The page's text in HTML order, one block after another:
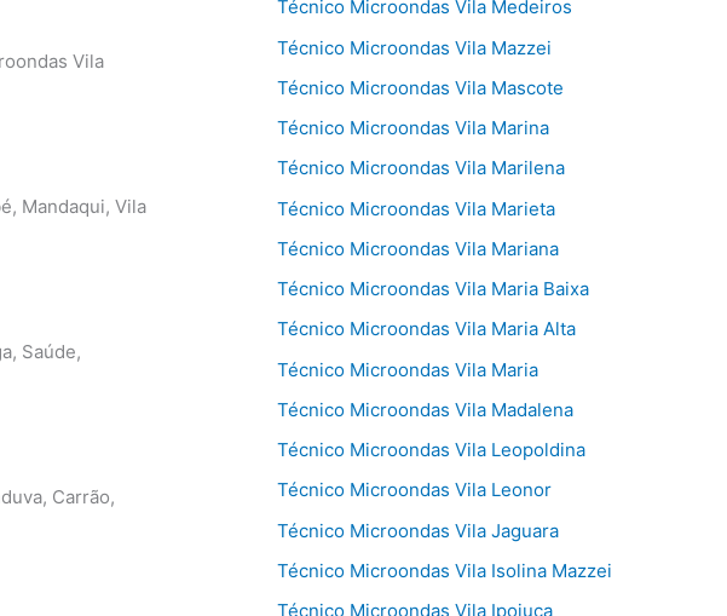
Vila
Mandaqui, Vila
Saúde,
Carrão,
Técnico Microondas Vila Medeiros
Técnico Microondas Vila Mazzei
Técnico Microondas Vila Mascote
Técnico Microondas Vila Marina
Técnico Microondas Vila Marilena
Técnico Microondas Vila Marieta
Técnico Microondas Vila Mariana
Técnico Microondas Vila Maria Baixa
Técnico Microondas Vila Maria Alta
Técnico Microondas Vila Maria
Técnico Microondas Vila Madalena
Técnico Microondas Vila Leopoldina
Técnico Microondas Vila Leonor
Técnico Microondas Vila Jaguara
Técnico Microondas Vila Isolina Mazzei
Técnico Microondas Vila Ipojuca